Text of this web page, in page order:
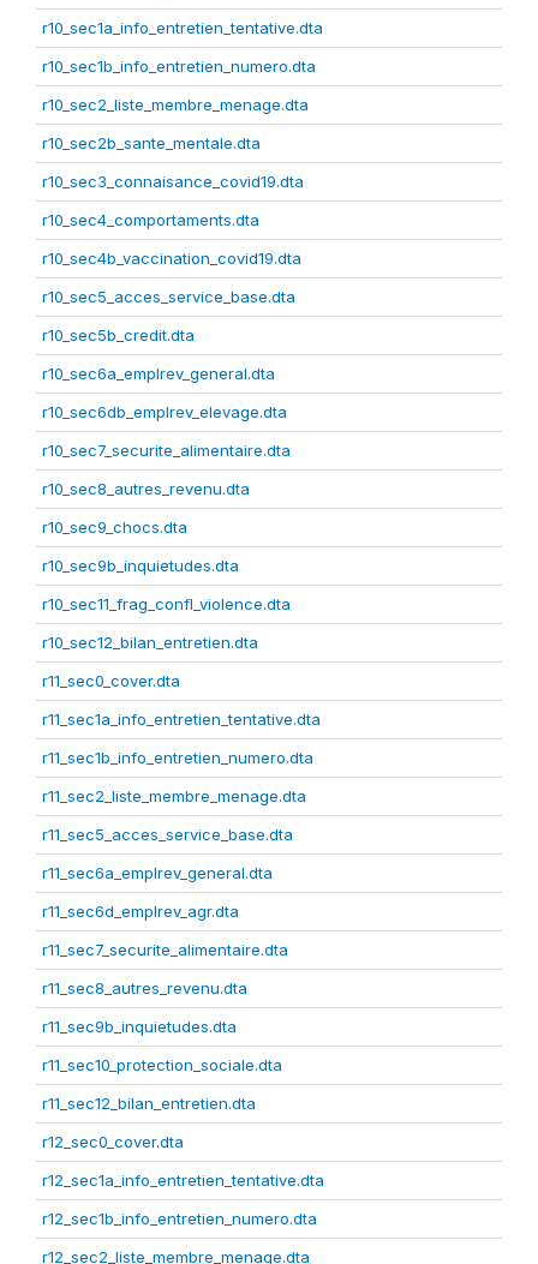
r10_sec1a_info_entretien_tentative.dta
r10_sec1b_info_entretien_numero.dta
r10_sec2_liste_membre_menage.dta
r10_sec2b_sante_mentale.dta
r10_sec3_connaisance_covid19.dta
r10_sec4_comportaments.dta
r10_sec4b_vaccination_covid19.dta
r10_sec5_acces_service_base.dta
r10_sec5b_credit.dta
r10_sec6a_emplrev_general.dta
r10_sec6db_emplrev_elevage.dta
r10_sec7_securite_alimentaire.dta
r10_sec8_autres_revenu.dta
r10_sec9_chocs.dta
r10_sec9b_inquietudes.dta
r10_sec11_frag_confl_violence.dta
r10_sec12_bilan_entretien.dta
r11_sec0_cover.dta
r11_sec1a_info_entretien_tentative.dta
r11_sec1b_info_entretien_numero.dta
r11_sec2_liste_membre_menage.dta
r11_sec5_acces_service_base.dta
r11_sec6a_emplrev_general.dta
r11_sec6d_emplrev_agr.dta
r11_sec7_securite_alimentaire.dta
r11_sec8_autres_revenu.dta
r11_sec9b_inquietudes.dta
r11_sec10_protection_sociale.dta
r11_sec12_bilan_entretien.dta
r12_sec0_cover.dta
r12_sec1a_info_entretien_tentative.dta
r12_sec1b_info_entretien_numero.dta
r12_sec2_liste_membre_menage.dta